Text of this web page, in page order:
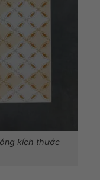
kích thước